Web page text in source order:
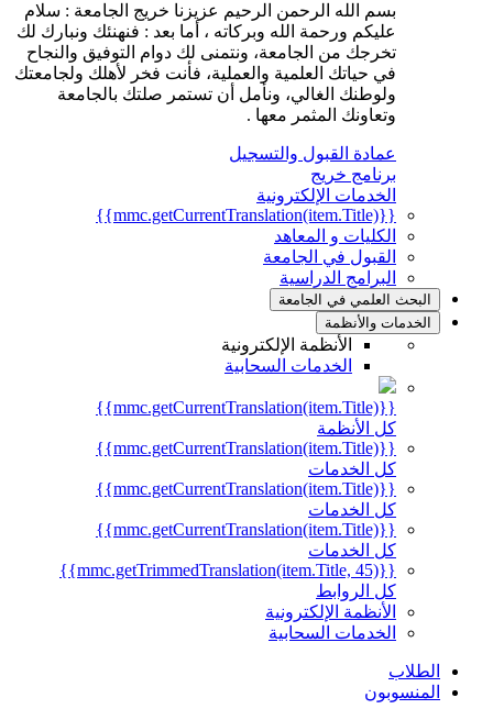
بسم الله الرحمن الرحيم عزيزنا خريج الجامعة : سلام
عليكم ورحمة الله وبركاته ، أما بعد : فنهنئك ونبارك لك
تخرجك من الجامعة، ونتمنى لك دوام التوفيق والنجاح
في حياتك العلمية والعملية، فأنت فخر لأهلك ولجامعتك
ولوطنك الغالي، ونأمل أن تستمر صلتك بالجامعة
وتعاونك المثمر معها .
عمادة القبول والتسجيل
برنامج خريج
الخدمات الإلكترونية
{{mmc.getCurrentTranslation(item.Title)}}
الكليات و المعاهد
القبول في الجامعة
البرامج الدراسية
البحث العلمي في الجامعة
الخدمات والأنظمة
الأنظمة الإلكترونية
الخدمات السحابية
{{mmc.getCurrentTranslation(item.Title)}}
كل الأنظمة
{{mmc.getCurrentTranslation(item.Title)}}
كل الخدمات
{{mmc.getCurrentTranslation(item.Title)}}
كل الخدمات
{{mmc.getCurrentTranslation(item.Title)}}
كل الخدمات
{{mmc.getTrimmedTranslation(item.Title, 45)}}
كل الروابط
الأنظمة الإلكترونية
الخدمات السحابية
الطلاب
المنسوبون